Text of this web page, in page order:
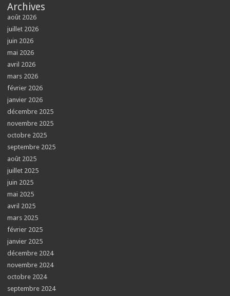
Archives
août 2026
juillet 2026
juin 2026
mai 2026
avril 2026
mars 2026
février 2026
janvier 2026
décembre 2025
novembre 2025
octobre 2025
septembre 2025
août 2025
juillet 2025
juin 2025
mai 2025
avril 2025
mars 2025
février 2025
janvier 2025
décembre 2024
novembre 2024
octobre 2024
septembre 2024